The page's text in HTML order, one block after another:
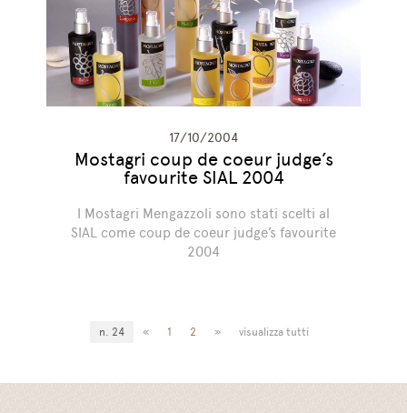
17/10/2004
Mostagri coup de coeur judge’s
favourite SIAL 2004
I Mostagri Mengazzoli sono stati scelti al
SIAL come coup de coeur judge’s favourite
2004
n. 24 « 1 2 » visualizza tutti